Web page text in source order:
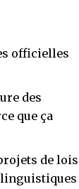
officielles
des
que ça
de lois